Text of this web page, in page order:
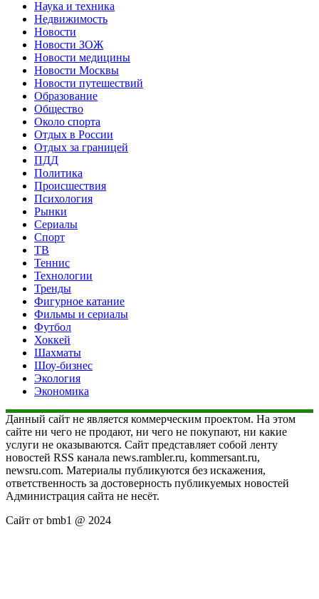
Наука и техника
Недвижимость
Новости
Новости ЗОЖ
Новости медицины
Новости Москвы
Новости путешествий
Образование
Общество
Около спорта
Отдых в России
Отдых за границей
ПДД
Политика
Происшествия
Психология
Рынки
Сериалы
Спорт
ТВ
Теннис
Технологии
Тренды
Фигурное катание
Фильмы и сериалы
Футбол
Хоккей
Шахматы
Шоу-бизнес
Экология
Экономика
Данный сайт не является коммерческим проектом. На этом
сайте ни чего не продают, ни чего не покупают, ни какие
услуги не оказываются. Сайт представляет собой ленту
новостей RSS канала news.rambler.ru, kommersant.ru,
newsru.com. Материалы публикуются без искажения,
ответственность за достоверность публикуемых новостей
Администрация сайта не несёт.
Сайт от bmb1 @ 2024